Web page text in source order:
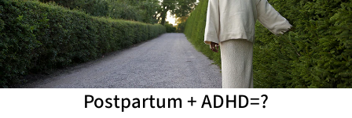
Tonåringar
Mammaliv
Hem
Om
Kategorier
Arkiv
Kontakt
Postpartum + ADHD=?